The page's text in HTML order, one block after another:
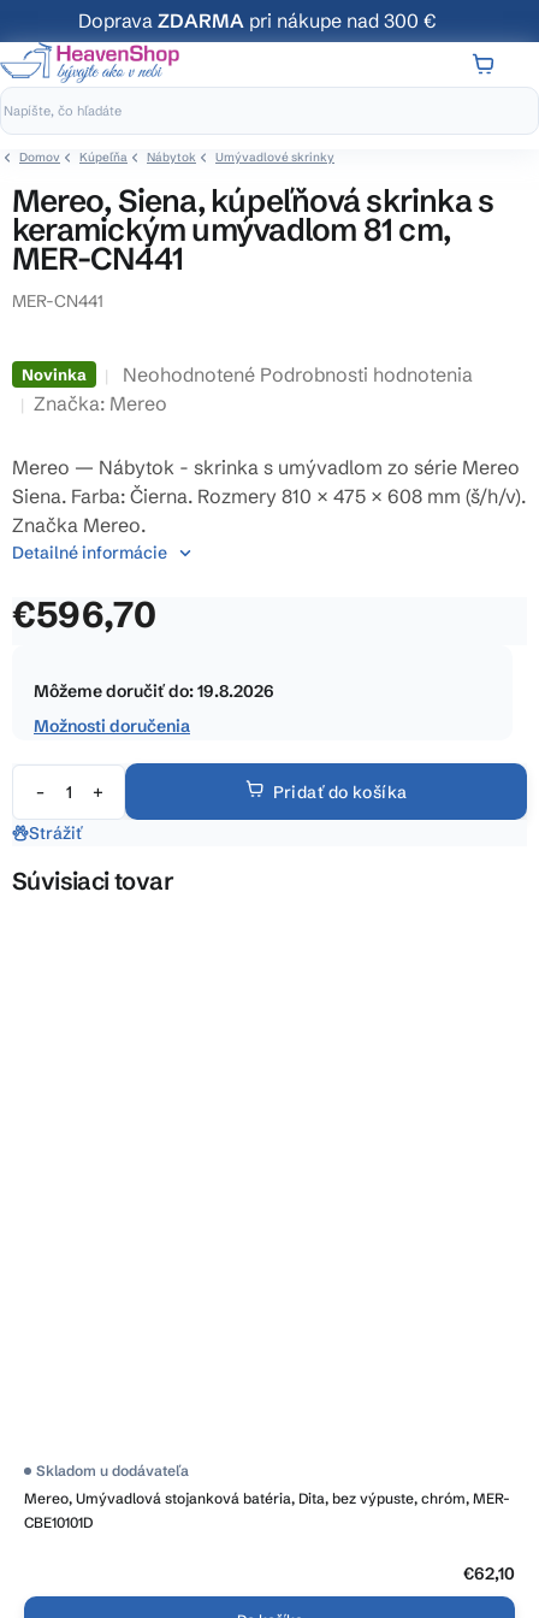
na
obsah
Doprava ZDARMA pri nákupe nad 300 €
Domov Kúpeľňa Nábytok Umývadlové skrinky
Mereo, Siena, kúpeľňová skrinka s
keramickým umývadlom 81 cm,
MER-CN441
MER-CN441
Novinka
Priemerné
hodnotenie
je
0,0
z
5
Neohodnotené Podrobnosti hodnotenia
Značka: Mereo
€596,70
cena:
Môžeme doručiť do:19.8.2026
Možnosti doručenia
Pridať do košíka
Mereo — Nábytok - skrinka s umývadlom zo série Mereo
Siena. Farba: Čierna. Rozmery 810 × 475 × 608 mm (š/h/v).
Značka Mereo.
Detailné informácie
Strážiť
Súvisiaci tovar
Mereo, Umývadlová stojanková batéria, Dita, bez výpuste, chróm, MER-
CBE10101D
Skladom u dodávateľa
€62,10